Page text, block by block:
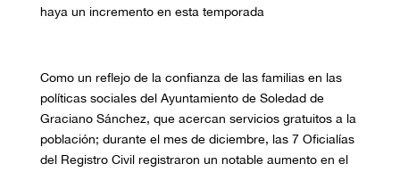
haya un incremento en esta temporada
Como un reflejo de la confianza de las familias en las
políticas sociales del Ayuntamiento de Soledad de
Graciano Sánchez, que acercan servicios gratuitos a la
población; durante el mes de diciembre, las 7 Oficialías
del Registro Civil registraron un notable aumento en el